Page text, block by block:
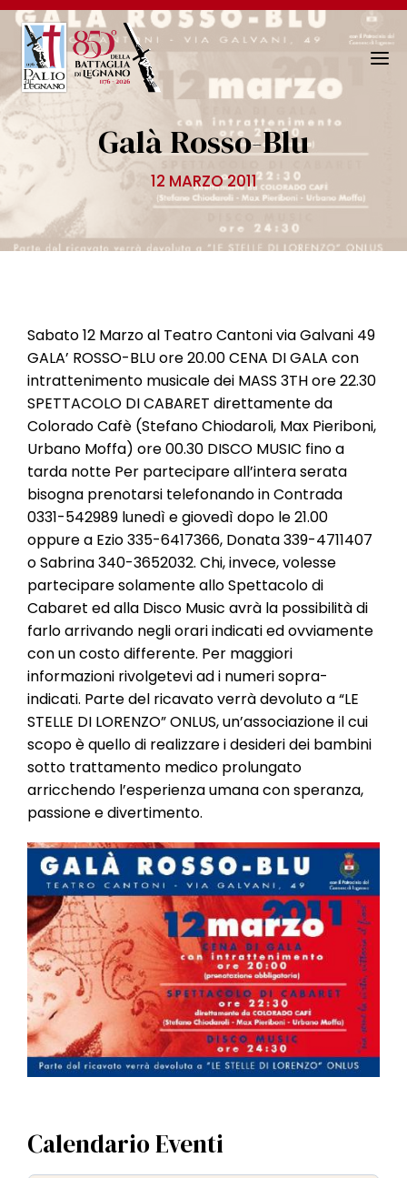
N
o
Galà Rosso-Blu
12 MARZO 2011
Sabato 12 Marzo al Teatro Cantoni via Galvani 49
GALA’ ROSSO-BLU ore 20.00 CENA DI GALA con
intrattenimento musicale dei MASS 3TH ore 22.30
SPETTACOLO DI CABARET direttamente da
Colorado Cafè (Stefano Chiodaroli, Max Pieriboni,
Urbano Moffa) ore 00.30 DISCO MUSIC fino a
tarda notte Per partecipare all’intera serata
bisogna prenotarsi telefonando in Contrada
0331-542989 lunedì e giovedì dopo le 21.00
oppure a Ezio 335-6417366, Donata 339-4711407
o Sabrina 340-3652032. Chi, invece, volesse
partecipare solamente allo Spettacolo di
Cabaret ed alla Disco Music avrà la possibilità di
farlo arrivando negli orari indicati ed ovviamente
con un costo differente. Per maggiori
informazioni rivolgetevi ad i numeri sopra-
indicati. Parte del ricavato verrà devoluto a “LE
STELLE DI LORENZO” ONLUS, un’associazione il cui
scopo è quello di realizzare i desideri dei bambini
sotto trattamento medico prolungato
arricchendo l’esperienza umana con speranza,
passione e divertimento.
Calendario Eventi